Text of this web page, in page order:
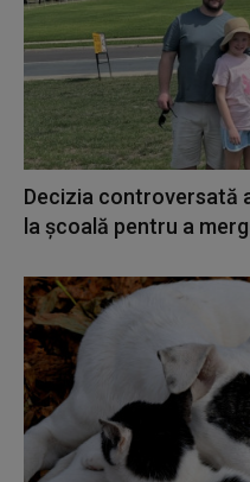
Decizia controversată
la școală pentru a